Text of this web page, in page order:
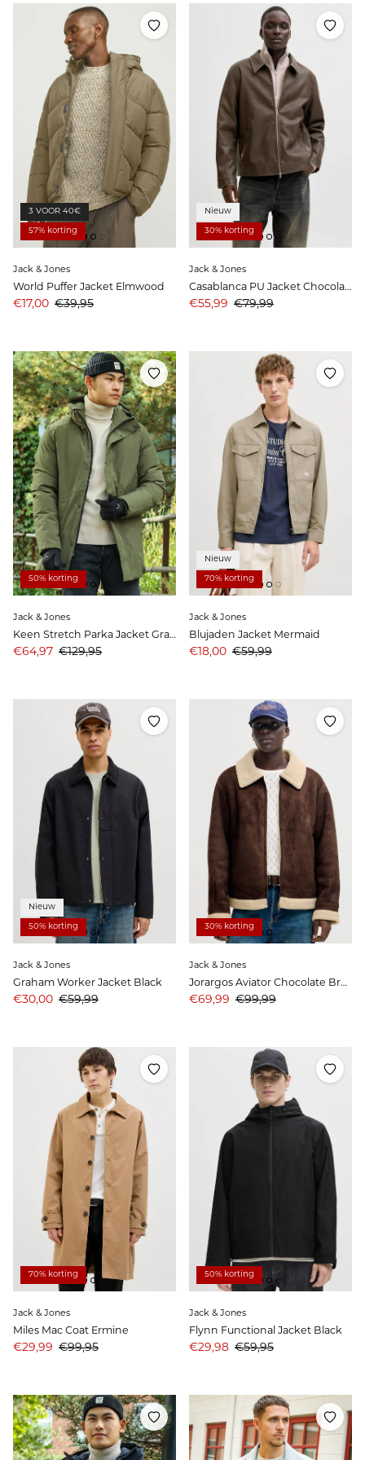
3 VOOR 40€
57% korting
Jack & Jones
World Puffer Jacket Elmwood
Aanbiedingsprijs
€17,00 Prijs
€39,95
Nieuw
30% korting
Jack & Jones
Casablanca PU Jacket Chocolate Brown
Aanbiedingsprijs
€55,99 Prijs
€79,99
50% korting
Jack & Jones
Keen Stretch Parka Jacket Grape Leaf
Aanbiedingsprijs
€64,97 Prijs
€129,95
Nieuw
70% korting
Jack & Jones
Blujaden Jacket Mermaid
Aanbiedingsprijs
€18,00 Prijs
€59,99
Nieuw
50% korting
Jack & Jones
Graham Worker Jacket Black
Aanbiedingsprijs
€30,00 Prijs
€59,99
30% korting
Jack & Jones
Jorargos Aviator Chocolate Brown
Aanbiedingsprijs
€69,99 Prijs
€99,99
70% korting
Jack & Jones
Miles Mac Coat Ermine
Aanbiedingsprijs
€29,99 Prijs
€99,95
50% korting
Jack & Jones
Flynn Functional Jacket Black
Aanbiedingsprijs
€29,98 Prijs
€59,95